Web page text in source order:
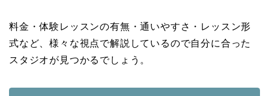
料金・体験レッスンの有無・通いやすさ・レッスン形
式など、様々な視点で解説しているので自分に合った
スタジオが見つかるでしょう。